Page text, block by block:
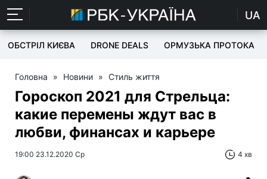
UA
ОБСТРІЛ КИЄВА DRONE DEALS ОРМУЗЬКА ПРОТОКА
Головна » Новини » Стиль життя
Гороскоп 2021 для Стрельца:
какие перемены ждут вас в
любви, финансах и карьере
19:00 23.12.2020 Ср 4 хв